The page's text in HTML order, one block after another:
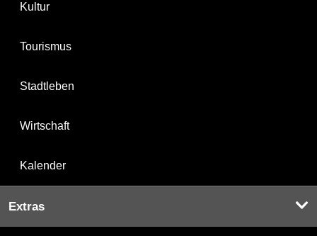
Kultur
Tourismus
Stadtleben
Wirtschaft
Kalender
Extras